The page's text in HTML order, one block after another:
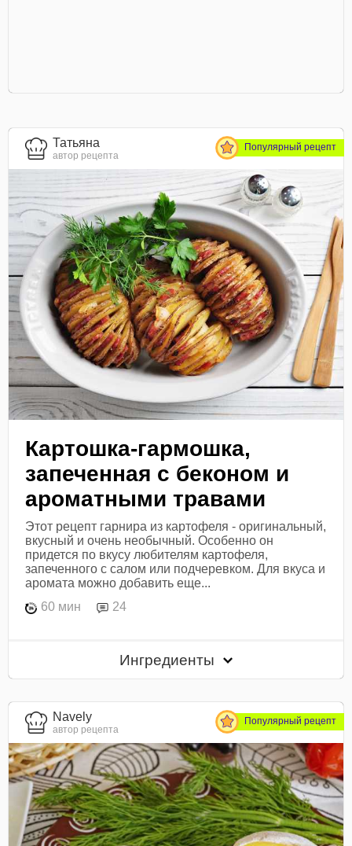
Татьяна
автор рецепта
Популярный рецепт
Картошка-гармошка,
запеченная с беконом и
ароматными травами
Этот рецепт гарнира из картофеля - оригинальный,
вкусный и очень необычный. Особенно он
придется по вкусу любителям картофеля,
запеченного с салом или подчеревком. Для вкуса и
аромата можно добавить еще...
60 мин
24
Ингредиенты
Navely
автор рецепта
Популярный рецепт